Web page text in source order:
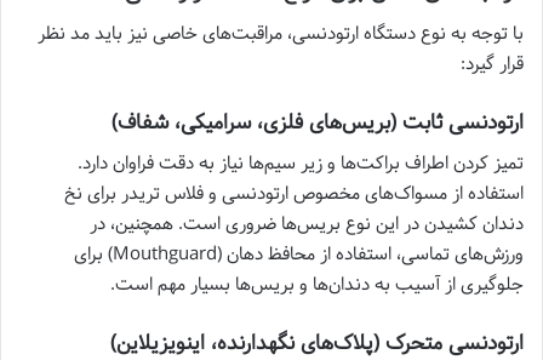
با توجه به نوع دستگاه ارتودنسی، مراقبت‌های خاصی نیز باید مد نظر
قرار گیرد:
ارتودنسی ثابت (بریس‌های فلزی، سرامیکی، شفاف)
تمیز کردن اطراف براکت‌ها و زیر سیم‌ها نیاز به دقت فراوان دارد.
استفاده از مسواک‌های مخصوص ارتودنسی و فلاس تریدر برای نخ
دندان کشیدن در این نوع بریس‌ها ضروری است. همچنین، در
ورزش‌های تماسی، استفاده از محافظ دهان (Mouthguard) برای
جلوگیری از آسیب به دندان‌ها و بریس‌ها بسیار مهم است.
ارتودنسی متحرک (پلاک‌های نگهدارنده، اینویزیلاین)